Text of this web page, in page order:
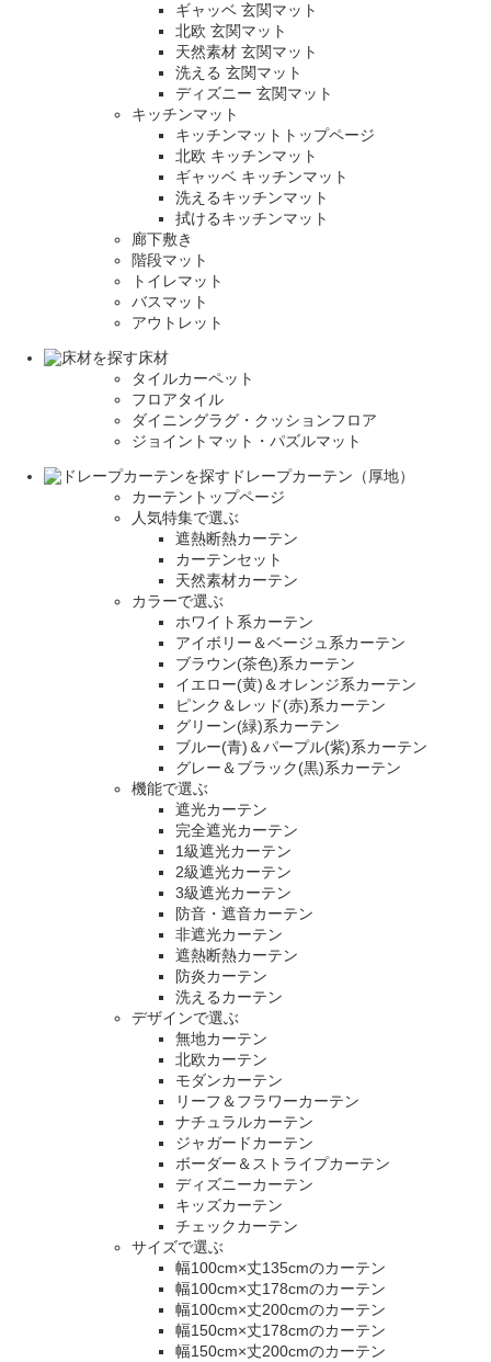
ギャッベ 玄関マット
北欧 玄関マット
天然素材 玄関マット
洗える 玄関マット
ディズニー 玄関マット
キッチンマット
キッチンマットトップページ
北欧 キッチンマット
ギャッベ キッチンマット
洗えるキッチンマット
拭けるキッチンマット
廊下敷き
階段マット
トイレマット
バスマット
アウトレット
床材
タイルカーペット
フロアタイル
ダイニングラグ・クッションフロア
ジョイントマット・パズルマット
ドレープカーテン（厚地）
カーテントップページ
人気特集で選ぶ
遮熱断熱カーテン
カーテンセット
天然素材カーテン
カラーで選ぶ
ホワイト系カーテン
アイボリー＆ベージュ系カーテン
ブラウン(茶色)系カーテン
イエロー(黄)＆オレンジ系カーテン
ピンク＆レッド(赤)系カーテン
グリーン(緑)系カーテン
ブルー(青)＆パープル(紫)系カーテン
グレー＆ブラック(黒)系カーテン
機能で選ぶ
遮光カーテン
完全遮光カーテン
1級遮光カーテン
2級遮光カーテン
3級遮光カーテン
防音・遮音カーテン
非遮光カーテン
遮熱断熱カーテン
防炎カーテン
洗えるカーテン
デザインで選ぶ
無地カーテン
北欧カーテン
モダンカーテン
リーフ＆フラワーカーテン
ナチュラルカーテン
ジャガードカーテン
ボーダー＆ストライプカーテン
ディズニーカーテン
キッズカーテン
チェックカーテン
サイズで選ぶ
幅100cm×丈135cmのカーテン
幅100cm×丈178cmのカーテン
幅100cm×丈200cmのカーテン
幅150cm×丈178cmのカーテン
幅150cm×丈200cmのカーテン